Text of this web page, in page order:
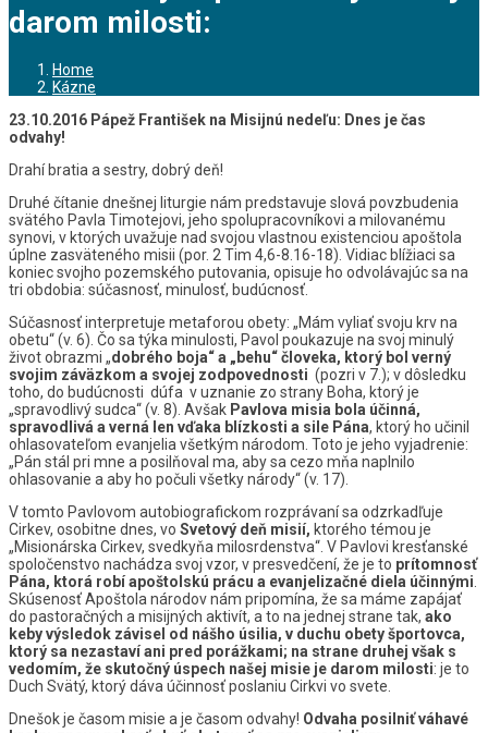
darom milosti:
Home
Kázne
23.10.2016 Pápež František na Misijnú nedeľu: Dnes je čas
odvahy!
Drahí bratia a sestry, dobrý deň!
Druhé čítanie dnešnej liturgie nám predstavuje slová povzbudenia
svätého Pavla Timotejovi, jeho spolupracovníkovi a milovanému
synovi, v ktorých uvažuje nad svojou vlastnou existenciou apoštola
úplne zasväteného misii (por. 2 Tim 4,6-8.16-18). Vidiac blížiaci sa
koniec svojho pozemského putovania, opisuje ho odvolávajúc sa na
tri obdobia: súčasnosť, minulosť, budúcnosť.
Súčasnosť interpretuje metaforou obety: „Mám vyliať svoju krv na
obetu“ (v. 6). Čo sa týka minulosti, Pavol poukazuje na svoj minulý
život obrazmi „dobrého boja“ a „behu“ človeka, ktorý bol verný
svojim záväzkom a svojej zodpovednosti (pozri v 7.); v dôsledku
toho, do budúcnosti dúfa v uznanie zo strany Boha, ktorý je
„spravodlivý sudca“ (v. 8). Avšak Pavlova misia bola účinná,
spravodlivá a verná len vďaka blízkosti a sile Pána, ktorý ho učinil
ohlasovateľom evanjelia všetkým národom. Toto je jeho vyjadrenie:
„Pán stál pri mne a posilňoval ma, aby sa cezo mňa naplnilo
ohlasovanie a aby ho počuli všetky národy“ (v. 17).
V tomto Pavlovom autobiografickom rozprávaní sa odzrkadľuje
Cirkev, osobitne dnes, vo Svetový deň misií, ktorého témou je
„Misionárska Cirkev, svedkyňa milosrdenstva“. V Pavlovi kresťanské
spoločenstvo nachádza svoj vzor, v presvedčení, že je to prítomnosť
Pána, ktorá robí apoštolskú prácu a evanjelizačné diela účinnými
Skúsenosť Apoštola národov nám pripomína, že sa máme zapájať
do pastoračných a misijných aktivít, a to na jednej strane tak, ako
keby výsledok závisel od nášho úsilia, v duchu obety športovca,
ktorý sa nezastaví ani pred porážkami; na strane druhej však s
vedomím, že skutočný úspech našej misie je darom milosti: je to
Duch Svätý, ktorý dáva účinnosť poslaniu Cirkvi vo svete.
Dnešok je časom misie a je časom odvahy! Odvaha posilniť váhavé